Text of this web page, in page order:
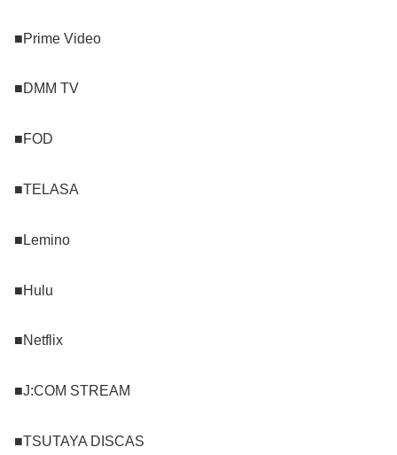
■Prime Video
■DMM TV
■FOD
■TELASA
■Lemino
■Hulu
■Netflix
■J:COM STREAM
■TSUTAYA DISCAS